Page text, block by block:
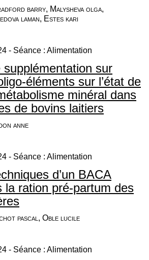
barry, Malysheva olga,
laman, Estes kari
- Séance : Alimentation
supplémentation sur
éléments sur l’état de
minéral dans
de bovins laitiers
anne
- Séance : Alimentation
d’un BACA
la ration pré-partum des
pascal, Oble lucile
- Séance : Alimentation